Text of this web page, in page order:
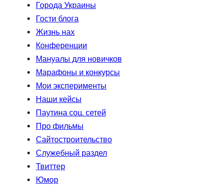
Города Украины
Гости блога
Жизнь нах
Конференции
Мануалы для новичков
Марафоны и конкурсы
Мои эксперименты
Наши кейсы
Паутина соц. сетей
Про фильмы
Сайтостроительство
Служебный раздел
Твиттер
Юмор